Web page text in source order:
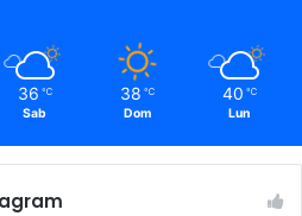
36 ℃
Sab
38 ℃
Dom
40 ℃
Lun